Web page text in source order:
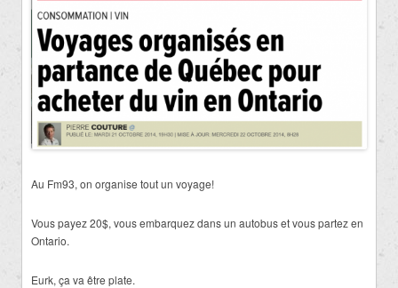
Au Fm93, on organise tout un voyage!
Vous payez 20$, vous embarquez dans un autobus et vous partez en
Ontario.
Eurk, ça va être plate.